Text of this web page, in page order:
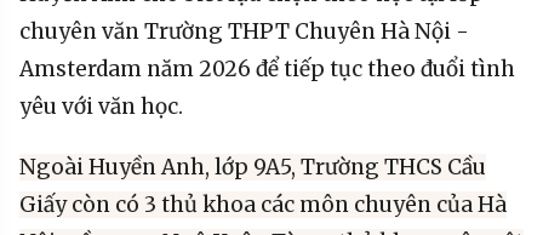
chuyên văn Trường THPT Chuyên Hà Nội -
Amsterdam năm 2026 để tiếp tục theo đuổi tình
yêu với văn học.
Ngoài Huyền Anh, lớp 9A5, Trường THCS Cầu
Giấy còn có 3 thủ khoa các môn chuyên của Hà